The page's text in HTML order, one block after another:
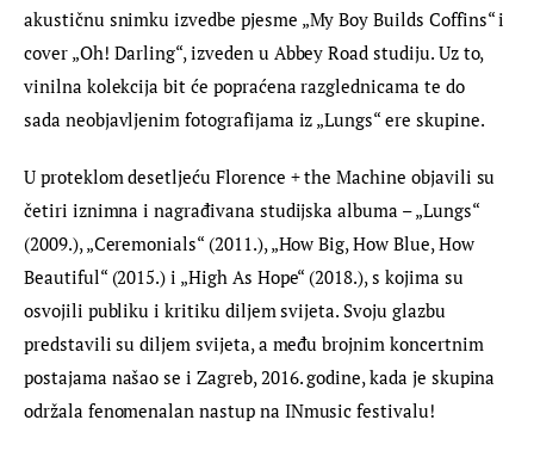
akustičnu snimku izvedbe pjesme „My Boy Builds Coffins“ i
cover „Oh! Darling“, izveden u Abbey Road studiju. Uz to,
vinilna kolekcija bit će popraćena razglednicama te do
sada neobjavljenim fotografijama iz „Lungs“ ere skupine.
U proteklom desetljeću Florence + the Machine objavili su
četiri iznimna i nagrađivana studijska albuma – „Lungs“
(2009.), „Ceremonials“ (2011.), „How Big, How Blue, How
Beautiful“ (2015.) i „High As Hope“ (2018.), s kojima su
osvojili publiku i kritiku diljem svijeta. Svoju glazbu
predstavili su diljem svijeta, a među brojnim koncertnim
postajama našao se i Zagreb, 2016. godine, kada je skupina
održala fenomenalan nastup na INmusic festivalu!